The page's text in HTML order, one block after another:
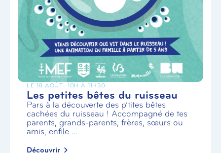
LE 18 AOÛT- 10H À 11H30
Les petites bêtes du ruisseau
Pars à la découverte des p’tites bêtes
cachées du ruisseau ! Accompagné de tes
parents, grands-parents, frères, sœurs ou
amis, enfile ...
Découvrir